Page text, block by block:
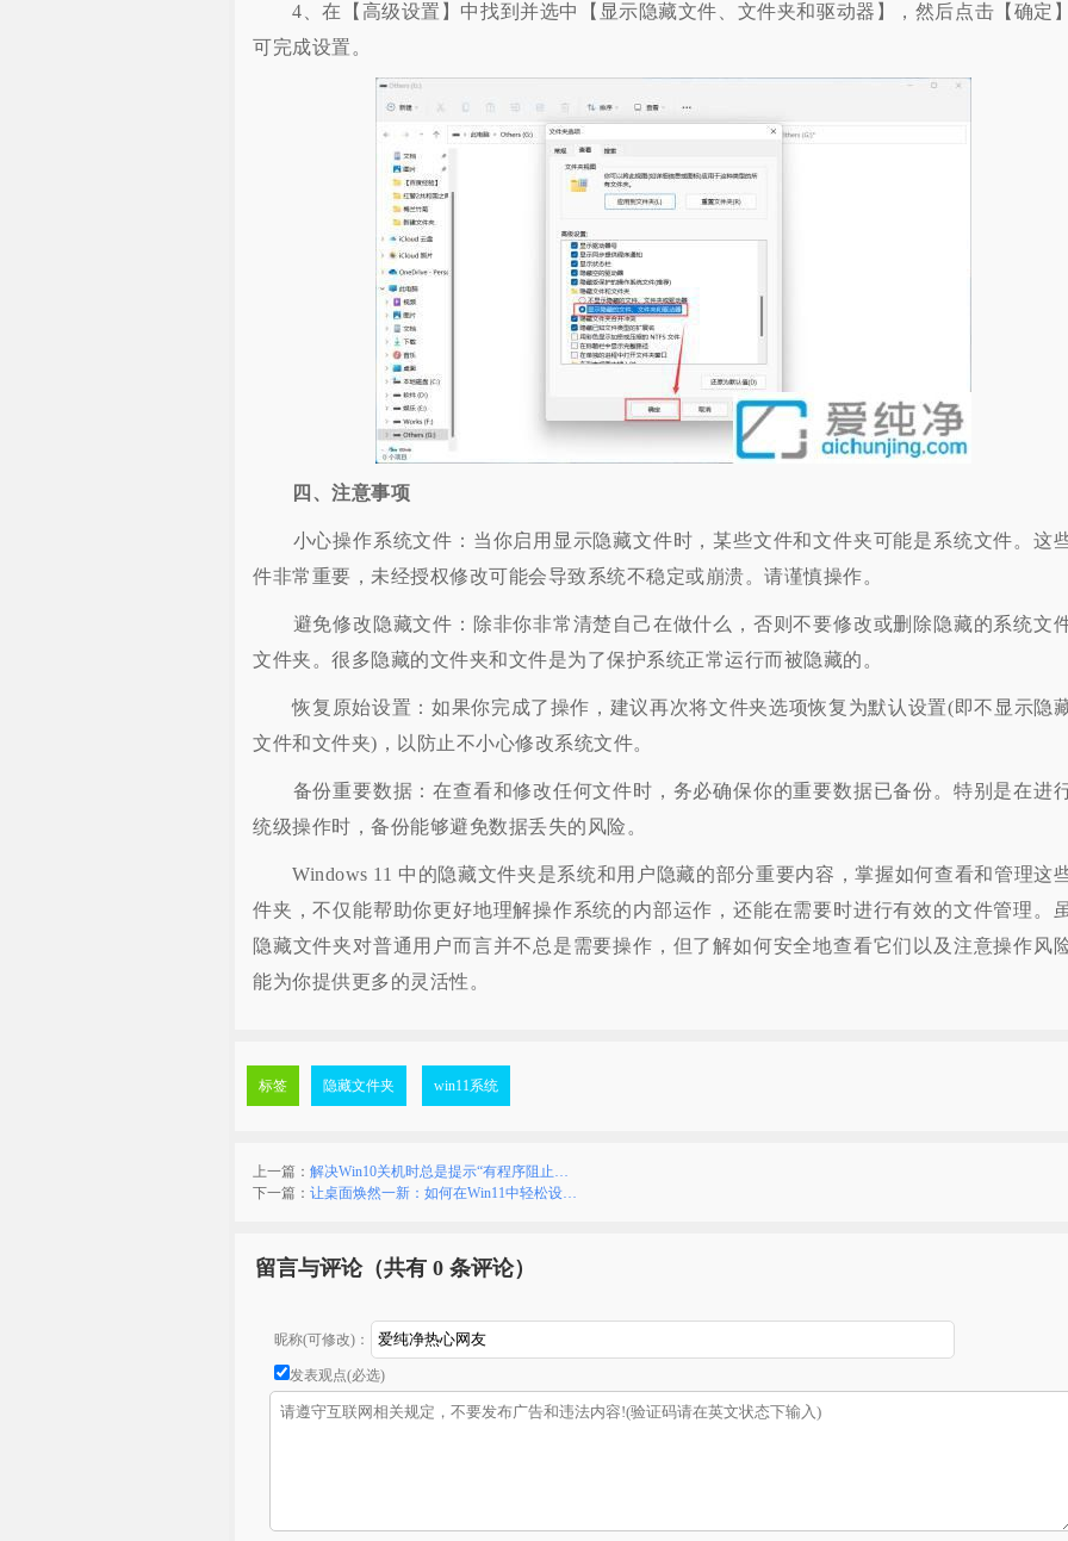
4、在【高级设置】中找到并选中【显示隐藏文件、文件夹和驱动器】，然后点击【确定
可完成设置。
四、注意事项
小心操作系统文件：当你启用显示隐藏文件时，某些文件和文件夹可能是系统文件。这
件非常重要，未经授权修改可能会导致系统不稳定或崩溃。请谨慎操作。
避免修改隐藏文件：除非你非常清楚自己在做什么，否则不要修改或删除隐藏的系统文
文件夹。很多隐藏的文件夹和文件是为了保护系统正常运行而被隐藏的。
恢复原始设置：如果你完成了操作，建议再次将文件夹选项恢复为默认设置(即不显示隐
文件和文件夹)，以防止不小心修改系统文件。
备份重要数据：在查看和修改任何文件时，务必确保你的重要数据已备份。特别是在进
统级操作时，备份能够避免数据丢失的风险。
Windows 11 中的隐藏文件夹是系统和用户隐藏的部分重要内容，掌握如何查看和管理这
件夹，不仅能帮助你更好地理解操作系统的内部运作，还能在需要时进行有效的文件管理。
隐藏文件夹对普通用户而言并不总是需要操作，但了解如何安全地查看它们以及注意操作风
能为你提供更多的灵活性。
标签 隐藏文件夹 win11系统
上一篇： 解决Win10关机时总是提示“有程序阻止…
下一篇： 让桌面焕然一新：如何在Win11中轻松设…
留言与评论（共有 0 条评论）
昵称(可修改)：
发表观点(必选)